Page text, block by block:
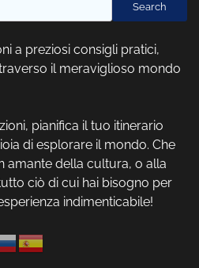
Search
a preziosi consigli pratici,
il meraviglioso mondo
pianifica il tuo itinerario
di esplorare il mondo. Che
amante della cultura, o alla
ciò di cui hai bisogno per
indimenticabile!